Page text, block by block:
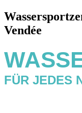
Vendée
FÜR JEDES